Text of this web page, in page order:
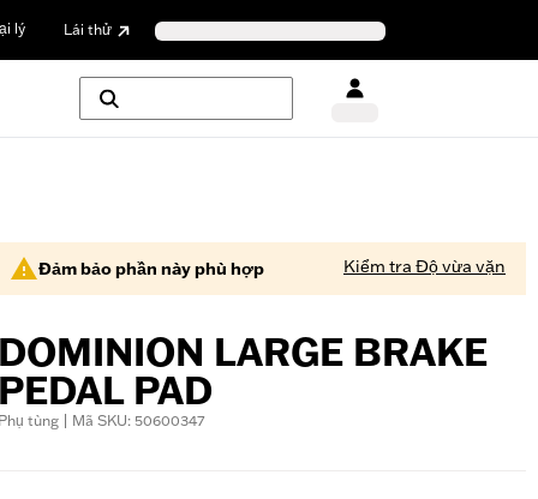
lý Lái thử
Đảm bảo phần này phù hợp Kiểm tra Độ vừa vặn
LARGE BRAKE
PAD
tùng | Mã SKU: 50600347